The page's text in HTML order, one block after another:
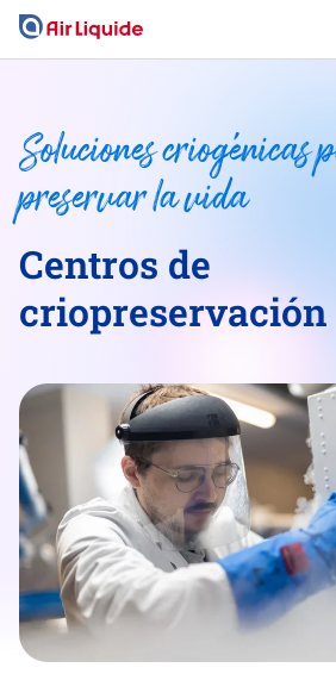
Pasar
Soluciones criogénicas
preservar la vida
Centros de
criopreservación